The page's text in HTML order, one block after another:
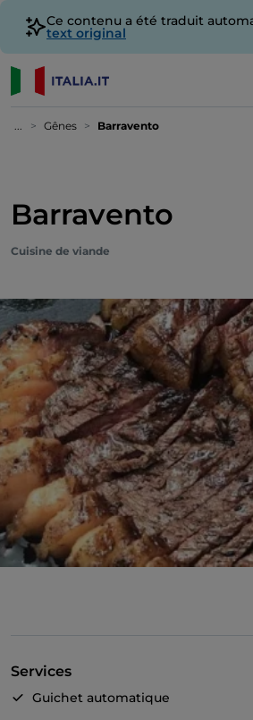
Ce contenu a été traduit
text original
... Gênes Barravento
Barravento
Cuisine de viande
Services
Guichet automatique